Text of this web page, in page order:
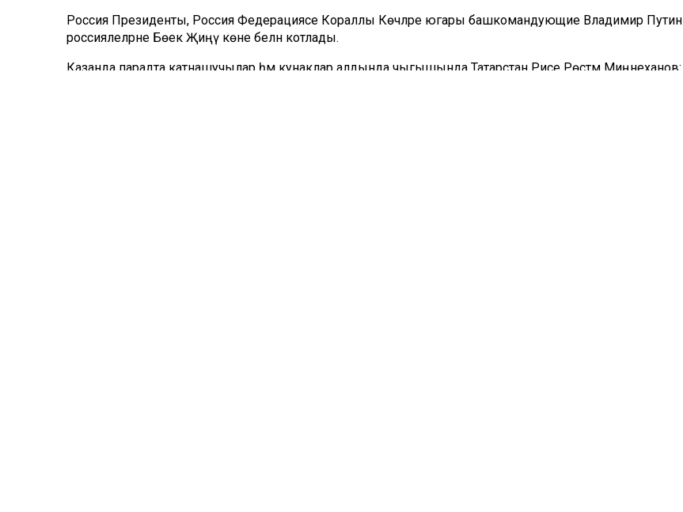
Россия Президенты, Россия Федерациясе Кораллы Көчләре югары башкомандующие Владимир Путин
россиялеләрне Бөек Җиңү көне белән котлады.
Казанда парадта катнашучылар һәм кунаклар алдында чыгышында Татарстан Рәисе Рөстәм Миңнеханов: